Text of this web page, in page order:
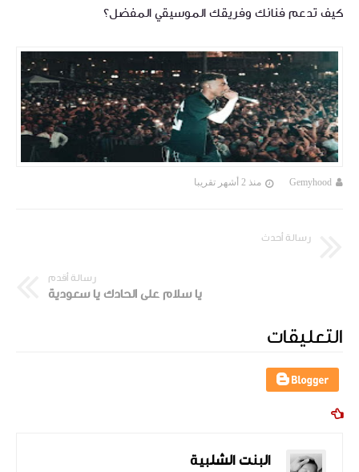
كيف تدعم فنانك وفريقك الموسيقي المفضل؟
Gemyhood منذ 2 أشهر تقريبا
رسالة أحدث
رسالة أقدم
يا سلام على الحادك يا سعودية
التعليقات
البنت الشلبية